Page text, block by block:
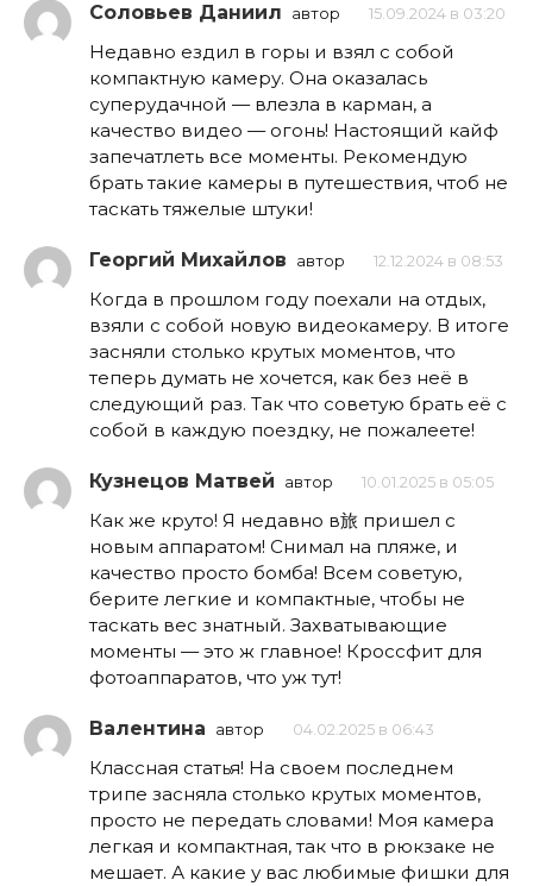
Соловьев Даниил автор 15.09.2024 в 03:20
Недавно ездил в горы и взял с собой
компактную камеру. Она оказалась
суперудачной — влезла в карман, а
качество видео — огонь! Настоящий кайф
запечатлеть все моменты. Рекомендую
брать такие камеры в путешествия, чтоб не
таскать тяжелые штуки!
Георгий Михайлов автор 12.12.2024 в 08:53
Когда в прошлом году поехали на отдых,
взяли с собой новую видеокамеру. В итоге
засняли столько крутых моментов, что
теперь думать не хочется, как без неё в
следующий раз. Так что советую брать её с
собой в каждую поездку, не пожалеете!
Кузнецов Матвей автор 10.01.2025 в 05:05
Как же круто! Я недавно в旅 пришел с
новым аппаратом! Снимал на пляже, и
качество просто бомба! Всем советую,
берите легкие и компактные, чтобы не
таскать вес знатный. Захватывающие
моменты — это ж главное! Кроссфит для
фотоаппаратов, что уж тут!
Валентина автор 04.02.2025 в 06:43
Классная статья! На своем последнем
трипе засняла столько крутых моментов,
просто не передать словами! Моя камера
легкая и компактная, так что в рюкзаке не
мешает. А какие у вас любимые фишки для